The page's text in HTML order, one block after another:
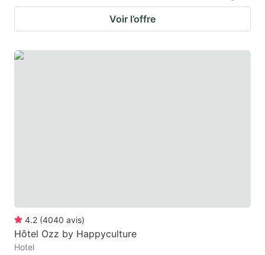
Voir l’offre
4.2 (4040 avis)
Hôtel Ozz by Happyculture
Hotel